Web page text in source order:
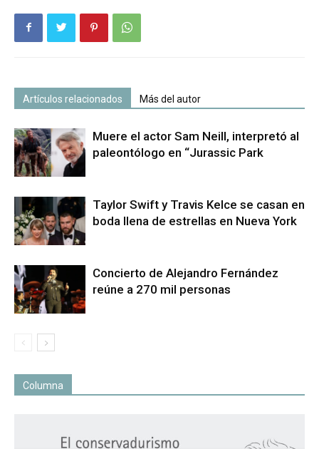
Artículos relacionados Más del autor
Muere el actor Sam Neill, interpretó al
paleontólogo en “Jurassic Park
Taylor Swift y Travis Kelce se casan en
boda llena de estrellas en Nueva York
Concierto de Alejandro Fernández
reúne a 270 mil personas
Columna